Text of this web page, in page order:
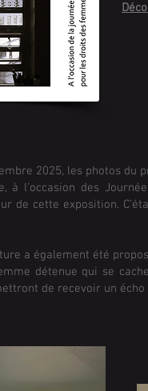
2025, les photos du
à l’occasion des
de cette exposition.
a également été
détenue qui se
de recevoir un